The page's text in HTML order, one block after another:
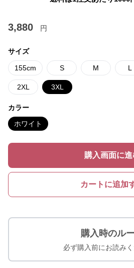
3,880 円
サイズ
155cm S M L
2XL 3XL
カラー
ホワイト
購入画面に進
カートに追加
購入時のル
必ず購入前にお読みく